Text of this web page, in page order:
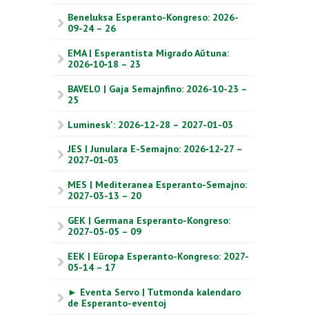
Beneluksa Esperanto-Kongreso: 2026-
09-24 – 26
EMA | Esperantista Migrado Aŭtuna:
2026‑10‑18 – 23
BAVELO | Gaja Semajnfino: 2026-10-23 –
25
Luminesk': 2026-12-28 – 2027-01-03
JES | Junulara E-Semajno: 2026‑12‑27 –
2027‑01‑03
MES | Mediteranea Esperanto-Semajno:
2027-03-13 – 20
GEK | Germana Esperanto-Kongreso:
2027-05-05 – 09
EEK | Eŭropa Esperanto-Kongreso: 2027-
05-14 – 17
► Eventa Servo | Tutmonda kalendaro
de Esperanto-eventoj